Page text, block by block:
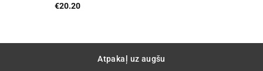
€20.20
Atpakaļ uz augšu